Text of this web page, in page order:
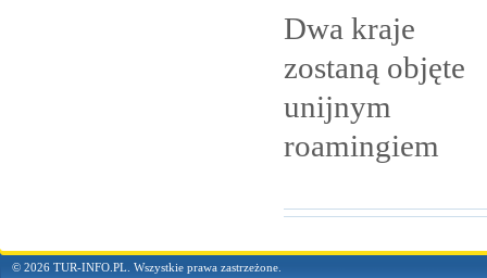
Dwa kraje
zostaną objęte
unijnym
roamingiem
© 2026 TUR-INFO.PL. Wszystkie prawa zastrzeżone.